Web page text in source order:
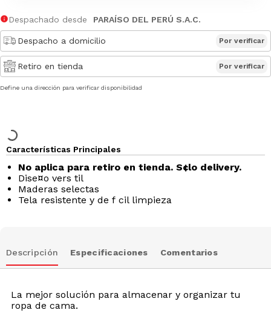
Despachado desde PARAÍSO DEL PERÚ S.A.C.
Despacho a domicilio Por verificar
Retiro en tienda Por verificar
Define una dirección para verificar disponibilidad
Características Principales
No aplica para retiro en tienda. S¢lo delivery.
Dise¤o vers til
Maderas selectas
Tela resistente y de f cil limpieza
Descripción Especificaciones Comentarios
La mejor solución para almacenar y organizar tu
ropa de cama.